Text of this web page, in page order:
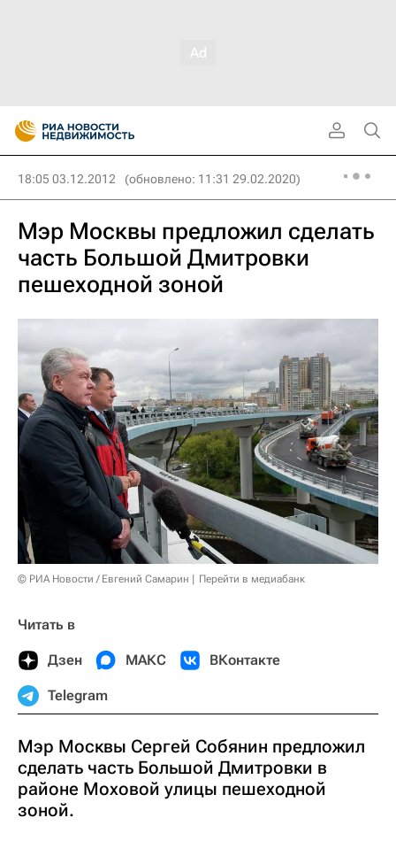
18:05 03.12.2012 (обновлено: 11:31 29.02.2020)
Мэр Москвы предложил сделать
часть Большой Дмитровки
пешеходной зоной
© РИА Новости / Евгений Самарин Перейти в медиабанк
Читать в
Дзен МАКС ВКонтакте
Telegram
Мэр Москвы Сергей Собянин предложил
сделать часть Большой Дмитровки в
районе Моховой улицы пешеходной
зоной.